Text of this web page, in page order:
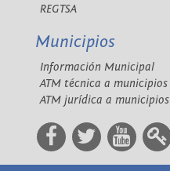
REGTSA
Municipios
Información Municipal
ATM técnica a municipios
ATM jurídica a municipios